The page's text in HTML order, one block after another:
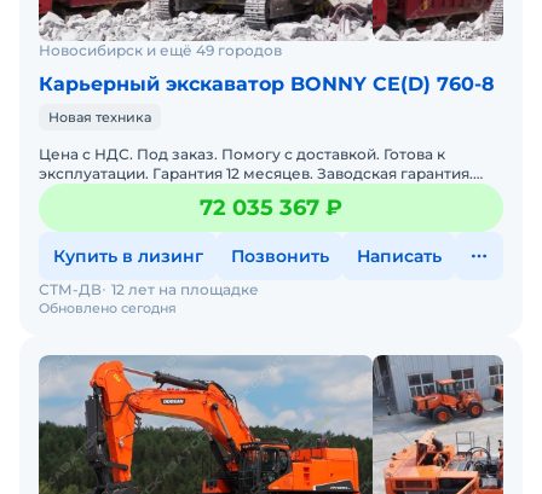
Новосибирск и ещё 49 городов
Карьерный экскаватор BONNY CE(D) 760-8
Новая техника
Цена с НДС. Под заказ. Помогу с доставкой. Готова к
эксплуатации. Гарантия 12 месяцев. Заводская гарантия.
Доставка по РФ. Масса:75 000 кгНом. частота вращения
72 035 367 ₽
Купить в лизинг Позвонить Написать
Обновлено сегодня
СТМ-ДВ 12 лет на площадке